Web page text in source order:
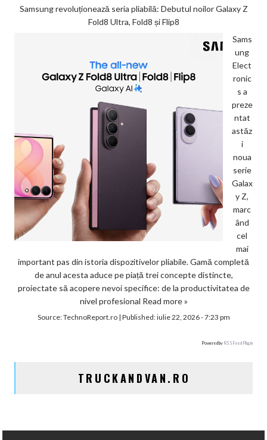
Samsung revoluționează seria pliabilă: Debutul noilor Galaxy Z
Fold8 Ultra, Fold8 și Flip8
Sams
ung
Elect
ronic
s a
preze
ntat
astăz
i
noua
serie
Galax
y Z,
marc
ând
cel
mai
important pas din istoria dispozitivelor pliabile. Gamă completă
de anul acesta aduce pe piață trei concepte distincte,
proiectate să acopere nevoi specifice: de la productivitatea de
nivel profesional Read more »
Source:TechnoReport.ro| Published:iulie 22, 2026 - 7:23 pm
Powered by RSS Feed Plugin
TRUCKANDVAN.RO